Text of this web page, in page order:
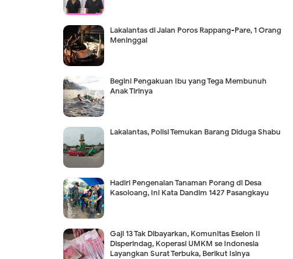
Lakalantas di Jalan Poros Rappang-Pare, 1 Orang
Meninggal
Begini Pengakuan Ibu yang Tega Membunuh
Anak Tirinya
Lakalantas, Polisi Temukan Barang Diduga Shabu
Hadiri Pengenalan Tanaman Porang di Desa
Kasoloang, Ini Kata Dandim 1427 Pasangkayu
Gaji 13 Tak Dibayarkan, Komunitas Eselon II
Disperindag, Koperasi UMKM se Indonesia
Layangkan Surat Terbuka, Berikut Isinya